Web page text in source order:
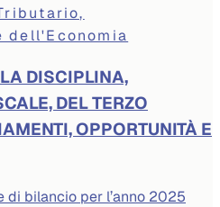
dell'Economia
DISCIPLINA,
DEL TERZO
OPPORTUNITÀ E
di bilancio per l’anno 2025